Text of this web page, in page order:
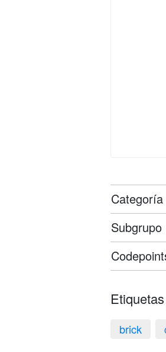
Categoría
Subgrupo
brick